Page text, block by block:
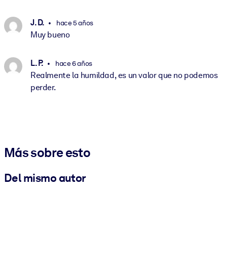
J. D. hace 5 años
Muy bueno
L. P. hace 6 años
Realmente la humildad, es un valor que no podemos
perder.
Más sobre esto
Del mismo autor